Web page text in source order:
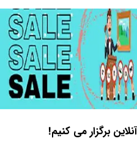
برگزار می کنیم!